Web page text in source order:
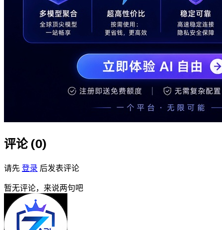
评论 (0)
请先 登录 后发表评论
暂无评论，来说两句吧